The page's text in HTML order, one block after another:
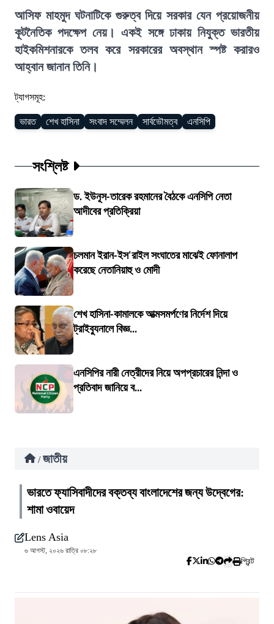
আসিফ মাহমুদ ঘটনাটিকে গুরুত্ব দিয়ে সরকার যেন প্রয়োজনীয়
কূটনৈতিক পদক্ষেপ নেয়। একই সঙ্গে ঢাকায় নিযুক্ত ভারতীয়
হাইকমিশনারকে তলব করে সরকারের অবস্থান স্পষ্ট করারও
আহ্বান জানান তিনি।
ট্যাগসমূহ:
ভারত শেখ হাসিনা সংবাদ সম্মেলন সার্বভৌমত্ব এনসিপি
সংশ্লিষ্ট
ড. ইউনূস-তারেক রহমানের বৈঠকে এনসিপি নেতা
আদীবের প্রতিক্রিয়া
চলমান ইরান-ইস'রাইল সংঘাতের মাঝেই ফোনালাপ
করেছে নেতানিয়াহু ও মোদী
শেখ হাসিনা-কামালকে আত্মসমর্পণের নির্দেশ দিয়ে
ট্রাইব্যুনালে বিজ্ঞ...
এনসিপির নারী নেত্রীদের নিয়ে অপপ্রচারের নিন্দা ও
প্রতিবাদ জানিয়ে ব...
/ জাতীয়
ভারতে ফ্যাসিবাদীদের বক্তব্য বাংলাদেশের জন্য উদ্বেগের:
শামা ওবায়েদ
Lens Asia
৬ আগস্ট, ২০২৬ রাত্রি ০৮:২৮
প্রিন্ট